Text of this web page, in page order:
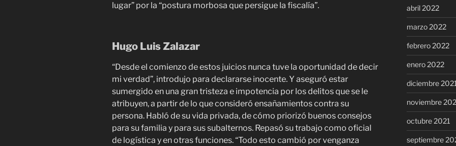
lugar” por la “postura morbosa que persigue la fiscalía”.
Hugo Luis Zalazar
“Desde el comienzo de estos juicios nunca tuve la oportunidad de decir
mi verdad”, introdujo para declararse inocente. Y aseguró estar
sumergido en una gran tristeza e impotencia por los delitos que se le
atribuyen, a partir de lo que consideró ensañamientos contra su
persona. Habló de su vida privada, de cómo priorizó buenos consejos
para su familia y para sus subalternos. Repasó su trabajo como oficial
de logística y en otras funciones. “Todo esto cambió por venganza
abril 2022
marzo 2022
febrero 2022
enero 2022
diciembre 2021
noviembre
octubre 2021
septiembre